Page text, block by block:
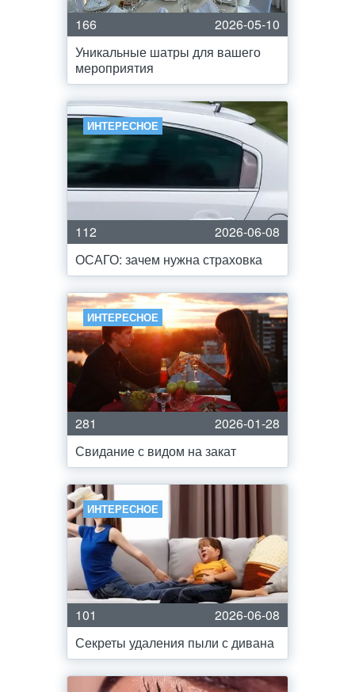
166
2026-05-10
Уникальные шатры для вашего
мероприятия
ИНТЕРЕСНОЕ
112
2026-06-08
ОСАГО: зачем нужна страховка
ИНТЕРЕСНОЕ
281
2026-01-28
Свидание с видом на закат
ИНТЕРЕСНОЕ
101
2026-06-08
Секреты удаления пыли с дивана